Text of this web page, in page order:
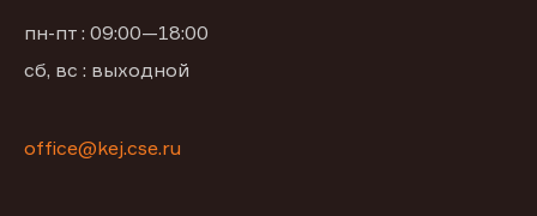
пн-пт : 09:00—18:00
сб, вс : выходной
office@kej.cse.ru